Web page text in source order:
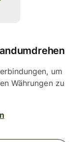
um
Währungen zu